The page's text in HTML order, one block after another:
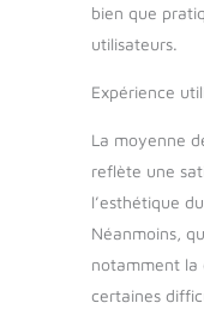
bien que
utilisateurs.
Expérience
La moyenne
reflète une
l’esthétique
Néanmoins,
notamment la
certaines